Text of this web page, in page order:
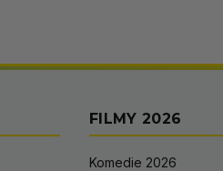
FILMY 2026
Komedie 2026